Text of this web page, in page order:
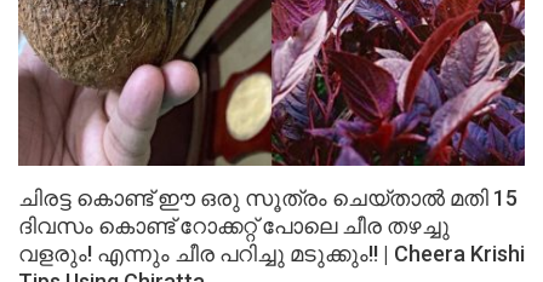
ചിരട്ട കൊണ്ട് ഈ ഒരു സൂത്രം ചെയ്താൽ മതി 15
ദിവസം കൊണ്ട് റോക്കറ്റ് പോലെ ചീര തഴച്ചു
വളരും! എന്നും ചീര പറിച്ചു മടുക്കും!! | Cheera Krishi